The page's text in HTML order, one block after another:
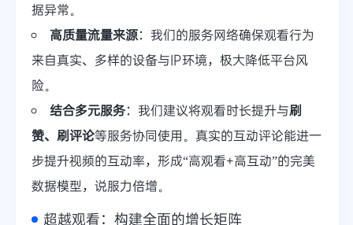
据异常。
高质量流量来源：我们的服务网络确保观看行为
来自真实、多样的设备与IP环境，极大降低平台风
险。
结合多元服务：我们建议将观看时长提升与刷
赞、刷评论等服务协同使用。真实的互动评论能进一
步提升视频的互动率，形成“高观看+高互动”的完美
数据模型，说服力倍增。
超越观看：构建全面的增长矩阵